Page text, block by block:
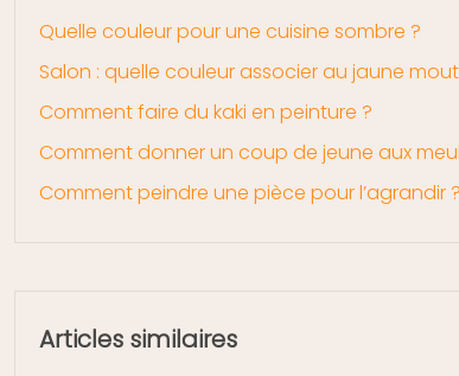
Quelle couleur pour une cuisine sombre ?
Salon : quelle couleur associer au jaune
Comment faire du kaki en peinture ?
Comment donner un coup de jeune aux
Comment peindre une pièce pour l’agrandir ?
Articles similaires